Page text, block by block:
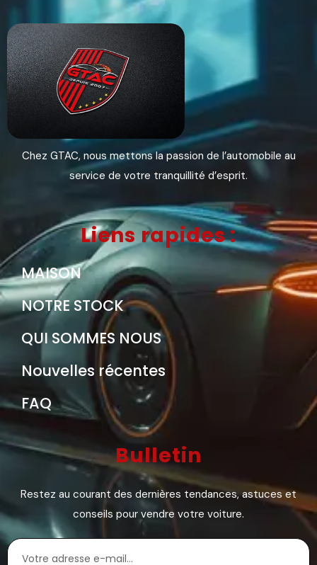
Chez GTAC, nous mettons la passion de l’automobile au
service de votre tranquillité d’esprit.
Liens rapides :
MAISON
NOTRE STOCK
QUI SOMMES NOUS
Nouvelles récentes
FAQ
Bulletin
Restez au courant des dernières tendances, astuces et
conseils pour vendre votre voiture.